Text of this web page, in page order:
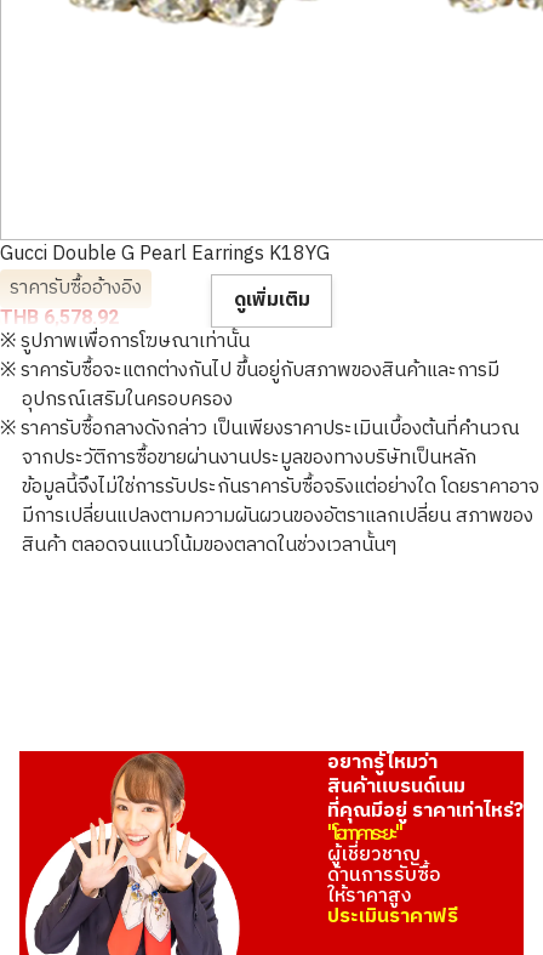
Gucci Double G Pearl Earrings K18YG
ราคารับซื้ออ้างอิง
THB 6,578.92
ดูเพิ่มเติม
※ รูปภาพเพื่อการโฆษณาเท่านั้น
※ ราคารับซื้อจะแตกต่างกันไป ขึ้นอยู่กับสภาพของสินค้าและการมี
อุปกรณ์เสริมในครอบครอง
※ ราคารับซื้อกลางดังกล่าว เป็นเพียงราคาประเมินเบื้องต้นที่คำนวณ
จากประวัติการซื้อขายผ่านงานประมูลของทางบริษัทเป็นหลัก
ข้อมูลนี้จึงไม่ใช่การรับประกันราคารับซื้อจริงแต่อย่างใด โดยราคาอาจ
มีการเปลี่ยนแปลงตามความผันผวนของอัตราแลกเปลี่ยน สภาพของ
สินค้า ตลอดจนแนวโน้มของตลาดในช่วงเวลานั้นๆ
อยากรู้ไหมว่า
สินค้าแบรนด์เนม
ที่คุณมีอยู่ ราคาเท่าไหร่?
"โอทาคาระยะ"
ผู้เชี่ยวชาญ
ด้านการรับซื้อ
ให้ราคาสูง
ประเมินราคาฟรี